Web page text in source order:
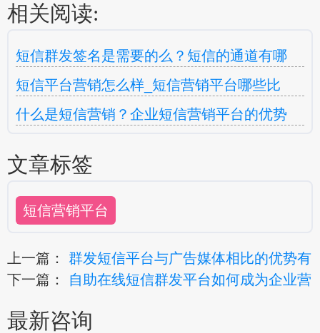
相关阅读:
短信群发签名是需要的么？短信的通道有哪
短信平台营销怎么样_短信营销平台哪些比
什么是短信营销？企业短信营销平台的优势
文章标签
短信营销平台
上一篇： 群发短信平台与广告媒体相比的优势有
下一篇： 自助在线短信群发平台如何成为企业营
最新咨询